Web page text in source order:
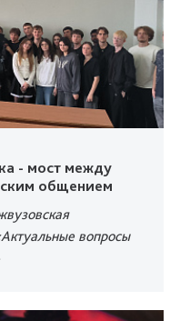
- мост между
общением
вопросы